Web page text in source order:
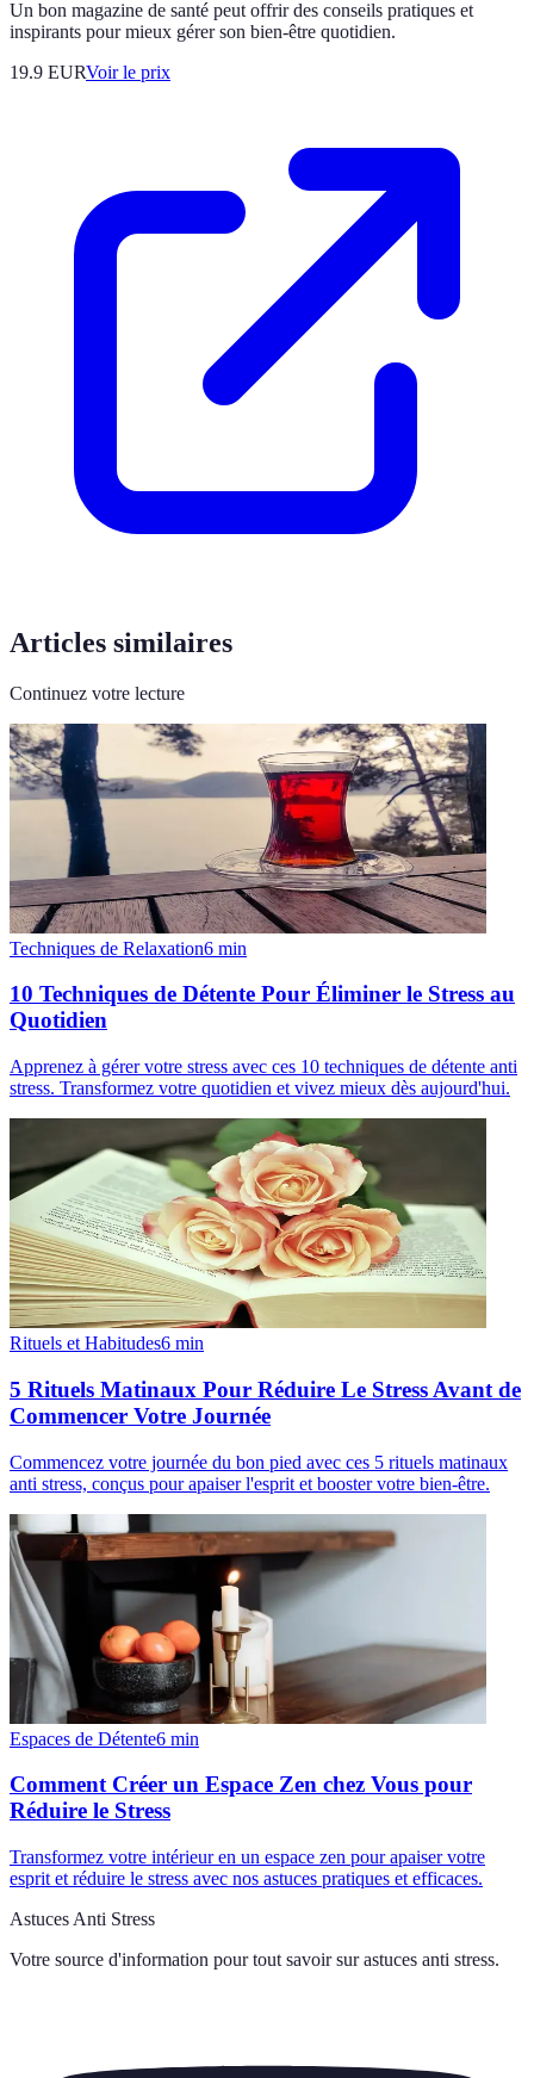
Un bon magazine de santé peut offrir des conseils pratiques et
inspirants pour mieux gérer son bien-être quotidien.
19.9 EURVoir le prix
Articles similaires
Continuez votre lecture
Techniques de Relaxation6 min
10 Techniques de Détente Pour Éliminer le Stress au
Quotidien
Apprenez à gérer votre stress avec ces 10 techniques de détente anti
stress. Transformez votre quotidien et vivez mieux dès aujourd'hui.
Rituels et Habitudes6 min
5 Rituels Matinaux Pour Réduire Le Stress Avant de
Commencer Votre Journée
Commencez votre journée du bon pied avec ces 5 rituels matinaux
anti stress, conçus pour apaiser l'esprit et booster votre bien-être.
Espaces de Détente6 min
Comment Créer un Espace Zen chez Vous pour
Réduire le Stress
Transformez votre intérieur en un espace zen pour apaiser votre
esprit et réduire le stress avec nos astuces pratiques et efficaces.
Astuces Anti Stress
Votre source d'information pour tout savoir sur astuces anti stress.